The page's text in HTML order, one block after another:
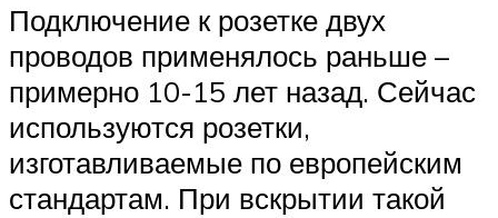
Подключение к розетке двух
проводов применялось раньше –
примерно 10-15 лет назад. Сейчас
используются розетки,
изготавливаемые по европейским
стандартам. При вскрытии такой